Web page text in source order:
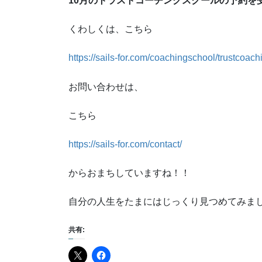
くわしくは、こちら
https://sails-for.com/coachingschool/
お問い合わせは、
こちら
https://sails-for.com/contact/
からおまちしていますね！！
自分の人生をたまにはじっくり見つめてみま
共有: